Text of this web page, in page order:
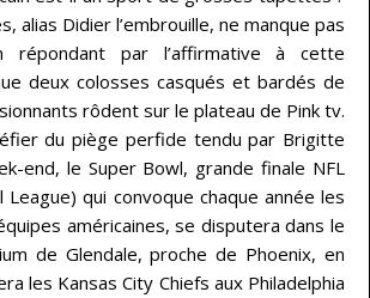
alias Didier l’embrouille, ne manque pas
par l’affirmative à cette
deux colosses casqués et bardés de
rôdent sur le plateau de Pink tv.
du piège perfide tendu par Brigitte
end, le Super Bowl, grande finale NFL
League) qui convoque chaque année les
américaines, se disputera dans le
de Glendale, proche de Phoenix, en
les Kansas City Chiefs aux Philadelphia